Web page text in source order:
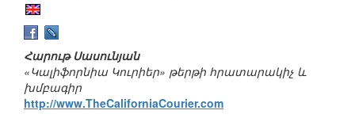
Հարութ Սասունյան
«Կալիֆորնիա Կուրիեր» թերթի հրատարակիչ և
խմբագիր
http://www.TheCaliforniaCourier.com